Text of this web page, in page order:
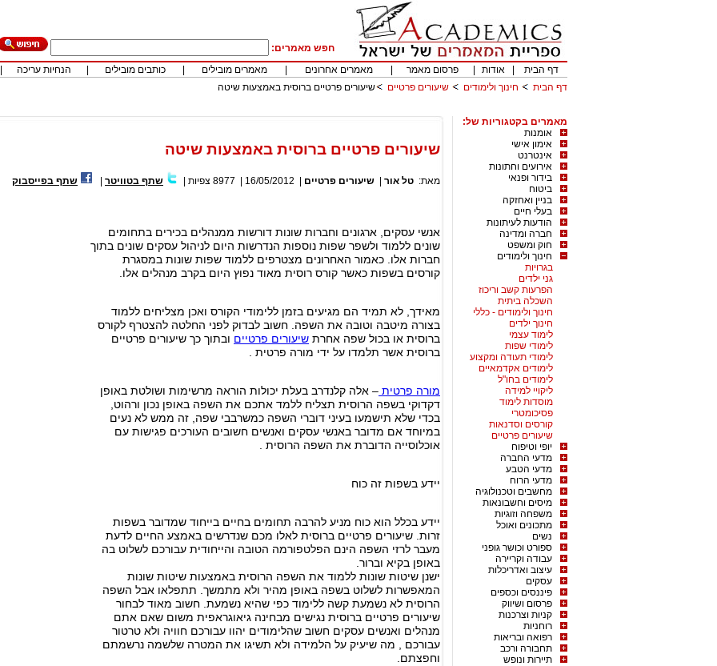
חפש מאמרים:
דף הבית
אודות פרסום מאמר מאמרים אחרונים מאמרים מובילים כותבים מובילים הנחיות עריכה
דף הבית
חינוך ולימודים שיעורים פרטיים שיעורים פרטיים ברוסית באמצעות שיטה
מאמרים בקטגוריות של:
אומנות
אימון אישי
אינטרנט
אירועים וחתונות
בידור ופנאי
ביטוח
בניין ואחזקה
בעלי חיים
הודעות לעיתונות
חברה ומדינה
חוק ומשפט
חינוך ולימודים
בגרויות
גני ילדים
הפרעות קשב וריכוז
השכלה ביתית
חינוך ולימודים - כללי
חינוך ילדים
לימוד עצמי
לימודי שפות
לימודי תעודה ומקצוע
לימודים אקדמאיים
לימודים בחו"ל
ליקויי למידה
מוסדות לימוד
פסיכומטרי
קורסים וסדנאות
שיעורים פרטיים
יופי וטיפוח
מדעי החברה
מדעי הטבע
מדעי הרוח
מחשבים וטכנולוגיה
מיסים וחשבונאות
משפחה וזוגיות
מתכונים ואוכל
נשים
ספורט וכושר גופני
עבודה וקריירה
עיצוב ואדריכלות
עסקים
פיננסים וכספים
פרסום ושיווק
קניות וצרכנות
רוחניות
רפואה ובריאות
תחבורה ורכב
תיירות ונופש
שיעורים פרטיים ברוסית באמצעות שיטה
מאת: טל אור שיעורים פרטיים 16/05/2012
8977 צפיות שתף בטוויטר שתף בפייסבוק
אנשי עסקים, ארגונים וחברות שונות דורשות ממנהלים בכירים בתחומים
שונים ללמוד ולשפר שפות נוספות הנדרשות היום לניהול עסקים שונים בתוך
חברות אלו. כאמור האחרונים מצטרפים ללמוד שפות שונות במסגרת
קורסים בשפות כאשר קורס רוסית מאוד נפוץ היום בקרב מנהלים אלו.
מאידך, לא תמיד הם מגיעים בזמן ללימודי הקורס ואכן מצליחים ללמוד
בצורה מיטבה וטובה את השפה. חשוב לבדוק לפני החלטה להצטרף לקורס
ברוסית או בכול שפה אחרת שיעורים פרטיים ובתוך כך שיעורים פרטיים
ברוסית אשר תלמדו על ידי מורה פרטית .
מורה פרטית – אלה קלנדרב בעלת יכולות הוראה מרשימות ושולטת באופן
דקדוקי בשפה הרוסית תצליח ללמד אתכם את השפה באופן נכון ורהוט,
בכדי שלא תישמעו בעיני דוברי השפה כמשרבבי שפה, זה ממש לא נעים
במיוחד אם מדובר באנשי עסקים ואנשים חשובים העורכים פגישות עם
אוכלוסייה הדוברת את השפה הרוסית .
יידע בשפות זה כוח
יידע בכלל הוא כוח מניע להרבה תחומים בחיים בייחוד שמדובר בשפות
זרות. שיעורים פרטיים ברוסית לאלו מכם שנדרשים באמצע החיים לדעת
מעבר לרזי השפה הינם הפלטפורמה הטובה והייחודית עבורכם לשלוט בה
באופן בקיא וברור.
ישנן שיטות שונות ללמוד את השפה הרוסית באמצעות שיטות שונות
המאפשרות לשלוט בשפה באופן מהיר ולא מתמשך. תתפלאו אבל השפה
הרוסית לא נשמעת קשה ללימוד כפי שהיא נשמעת. חשוב מאוד לבחור
שיעורים פרטיים ברוסית נגישים מבחינה גיאוגראפית משום שאם אתם
מנהלים ואנשים עסקים חשוב שהלימודים יהוו עבורכם חוויה ולא טרטור
עבורכם , מה שיעיק על הלמידה ולא תשיגו את המטרה שלשמה נרשמתם
וחפצתם.